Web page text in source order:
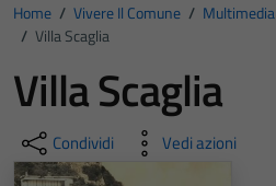
Home / Vivere Il Comune / Multimedia
/ Villa Scaglia
Villa Scaglia
Condividi Vedi azioni